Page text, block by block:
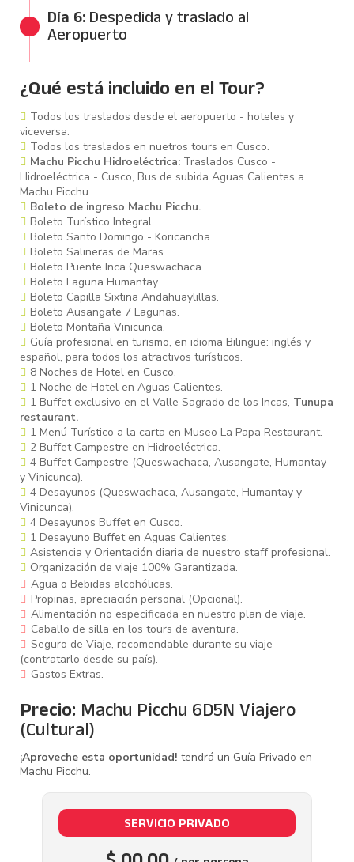
08:30 AM - 15:00 / 15:30 PM
Día 6:Despedida y traslado al
Aeropuerto
¿Qué está incluido en el Tour?
Todos los traslados desde el aeropuerto - hoteles y
viceversa.
Todos los traslados en nuetros tours en Cusco.
Machu Picchu Hidroeléctrica: Traslados Cusco -
Hidroeléctrica - Cusco, Bus de subida Aguas Calientes a
Machu Picchu.
Boleto de ingreso Machu Picchu.
Boleto Turístico Integral.
Boleto Santo Domingo - Koricancha.
Boleto Salineras de Maras.
Boleto Puente Inca Queswachaca.
Boleto Laguna Humantay.
Boleto Capilla Sixtina Andahuaylillas.
Boleto Ausangate 7 Lagunas.
Boleto Montaña Vinicunca.
Guía profesional en turismo, en idioma Bilingüe: inglés y
español, para todos los atractivos turísticos.
8 Noches de Hotel en Cusco.
1 Noche de Hotel en Aguas Calientes.
1 Buffet exclusivo en el Valle Sagrado de los Incas, Tunupa
restaurant.
1 Menú Turístico a la carta en Museo La Papa Restaurant.
2 Buffet Campestre en Hidroeléctrica.
4 Buffet Campestre (Queswachaca, Ausangate, Humantay
y Vinicunca).
4 Desayunos (Queswachaca, Ausangate, Humantay y
Vinicunca).
4 Desayunos Buffet en Cusco.
1 Desayuno Buffet en Aguas Calientes.
Asistencia y Orientación diaria de nuestro staff profesional.
Organización de viaje 100% Garantizada.
Agua o Bebidas alcohólicas.
Propinas, apreciación personal (Opcional).
Alimentación no especificada en nuestro plan de viaje.
Caballo de silla en los tours de aventura.
Seguro de Viaje, recomendable durante su viaje
(contratarlo desde su país).
Gastos Extras.
Precio: Machu Picchu 6D5N Viajero
(Cultural)
¡Aproveche esta oportunidad! tendrá un Guía Privado en
Machu Picchu.
SERVICIO PRIVADO